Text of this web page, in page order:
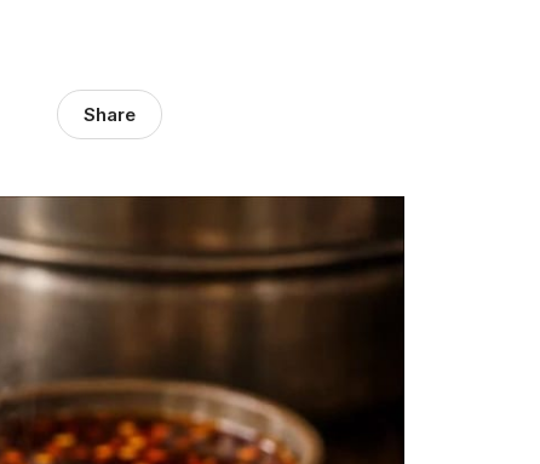
Share